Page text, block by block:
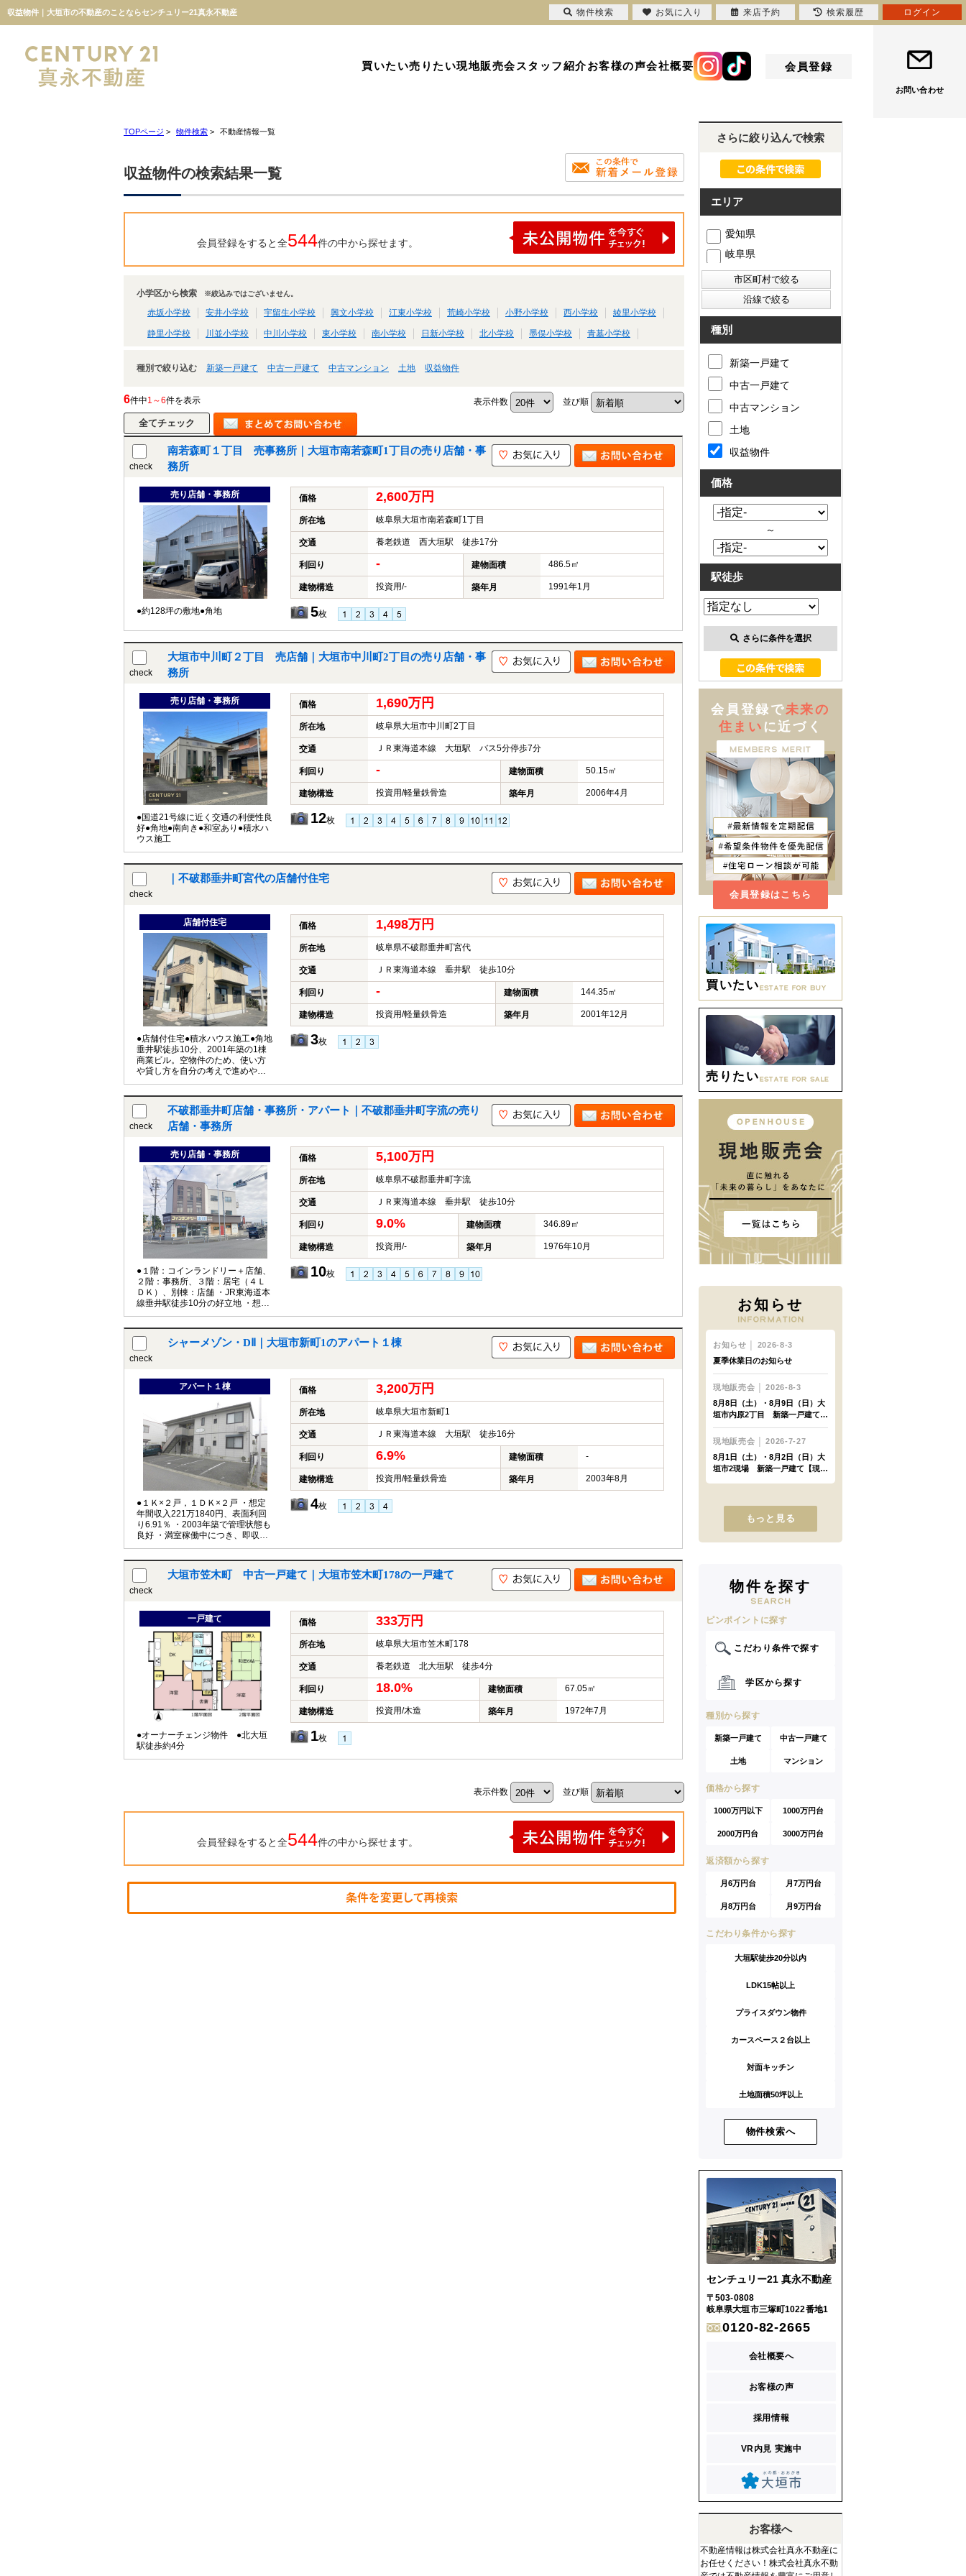
収益物件｜大垣市の不動産のことならセンチュリー21真永不動産
買いたい売りたい現地販売会スタッフ紹介お客様の声会社概要 会員登録
お問い合わせ
TOPページ > 物件検索 > 不動産情報一覧
収益物件の検索結果一覧
会員登録をすると全544件の中から探せます。
小学区から検索 ※絞込みではございません。
赤坂小学校 安井小学校 宇留生小学校 興文小学校 江東小学校 荒崎小学校 小野小学校 西小学校 綾里小学校
静里小学校 川並小学校 中川小学校 東小学校 南小学校 日新小学校 北小学校 墨俣小学校 青墓小学校
種別で絞り込む 新築一戸建て 中古一戸建て 中古マンション 土地 収益物件
6件中1～6件を表示 表示件数 並び順
check
南若森町１丁目 売事務所｜大垣市南若森町1丁目の売り店舗・事
務所
売り店舗・事務所
●約128坪の敷地●角地
価格 2,600万円
所在地 岐阜県大垣市南若森町1丁目
交通 養老鉄道 西大垣駅 徒歩17分
利回り - 建物面積 486.5㎡
建物構造 投資用/- 築年月 1991年1月
5枚
check
大垣市中川町２丁目 売店舗｜大垣市中川町2丁目の売り店舗・事
務所
売り店舗・事務所
●国道21号線に近く交通の利便性良
好●角地●南向き●和室あり●積水ハ
ウス施工
価格 1,690万円
所在地 岐阜県大垣市中川町2丁目
交通 ＪＲ東海道本線 大垣駅 バス5分停歩7分
利回り - 建物面積 50.15㎡
建物構造 投資用/軽量鉄骨造 築年月 2006年4月
12枚
check
｜不破郡垂井町宮代の店舗付住宅
店舗付住宅
●店舗付住宅●積水ハウス施工●角地
垂井駅徒歩10分、2001年築の1棟
商業ビル。空物件のため、使い方
や貸し方を自分の考えで進めやす
い一棟です。 ・JR東海東海道本線
やすい立地 ・1棟まるごと所有で
き、運用の方針を立てやすい物件
種別 ・2001年12月築で、建物の年
い ・現在は空のため、入居者募集
や自社利用など、計画を立てて動
ける ・販売価格1680万円で、初期
費用の見通しを立てやすい価格帯
価格 1,498万円
所在地 岐阜県不破郡垂井町宮代
交通 ＪＲ東海道本線 垂井駅 徒歩10分
利回り - 建物面積 144.35㎡
建物構造 投資用/軽量鉄骨造 築年月 2001年12月
3枚
check
不破郡垂井町店舗・事務所・アパート｜不破郡垂井町字流の売り
店舗・事務所
売り店舗・事務所
●１階：コインランドリー＋店舗、
２階：事務所、３階：居宅（４Ｌ
ＤＫ）、別棟：店舗 ・JR東海道本
線垂井駅徒歩10分の好立地 ・想定
年間収入624万4000円、表面利回
価格 5,100万円
所在地 岐阜県不破郡垂井町字流
交通 ＪＲ東海道本線 垂井駅 徒歩10分
利回り 9.0% 建物面積 346.89㎡
建物構造 投資用/- 築年月 1976年10月
10枚
check
シャーメゾン・DⅡ｜大垣市新町1のアパート１棟
アパート１棟
●１Ｋ×２戸，１ＤＫ×２戸 ・想定
年間収入221万1840円、表面利回
り6.91％ ・2003年築で管理状態も
良好 ・満室稼働中につき、即収入
が見込めます
価格 3,200万円
所在地 岐阜県大垣市新町1
交通 ＪＲ東海道本線 大垣駅 徒歩16分
利回り 6.9% 建物面積 -
建物構造 投資用/軽量鉄骨造 築年月 2003年8月
4枚
check
大垣市笠木町 中古一戸建て｜大垣市笠木町178の一戸建て
一戸建て
●オーナーチェンジ物件 ●北大垣
駅徒歩約4分
価格 333万円
所在地 岐阜県大垣市笠木町178
交通 養老鉄道 北大垣駅 徒歩4分
利回り 18.0% 建物面積 67.05㎡
建物構造 投資用/木造 築年月 1972年7月
1枚
表示件数 並び順
会員登録をすると全544件の中から探せます。
さらに絞り込んで検索
エリア
愛知県
岐阜県
種別
新築一戸建て
中古一戸建て
中古マンション
土地
収益物件
価格
～
駅徒歩
さらに条件を選択
会員登録で未来の
住まい に近づく
会員登録はこちら
買いたい
売りたい
お知らせ
もっと見る
物件を探す
ピンポイントに探す
こだわり条件で探す
学区から探す
種別から探す
新築一戸建て 中古一戸建て
土地 マンション
価格から探す
1000万円以下 1000万円台
2000万円台 3000万円台
返済額から探す
月6万円台 月7万円台
月8万円台 月9万円台
こだわり条件から探す
大垣駅徒歩20分以内
LDK15帖以上
プライスダウン物件
カースペース２台以上
対面キッチン
土地面積50坪以上
物件検索へ
センチュリー21 真永不動産
〒503-0808
岐阜県大垣市三塚町1022番地1
0120-82-2665
会社概要へ
お客様の声
採用情報
VR内見 実施中
お客様へ
不動産情報は株式会社真永不動産に
お任せください！株式会社真永不動
物件検索 お気に入り 来店予約 検索履歴 ログイン